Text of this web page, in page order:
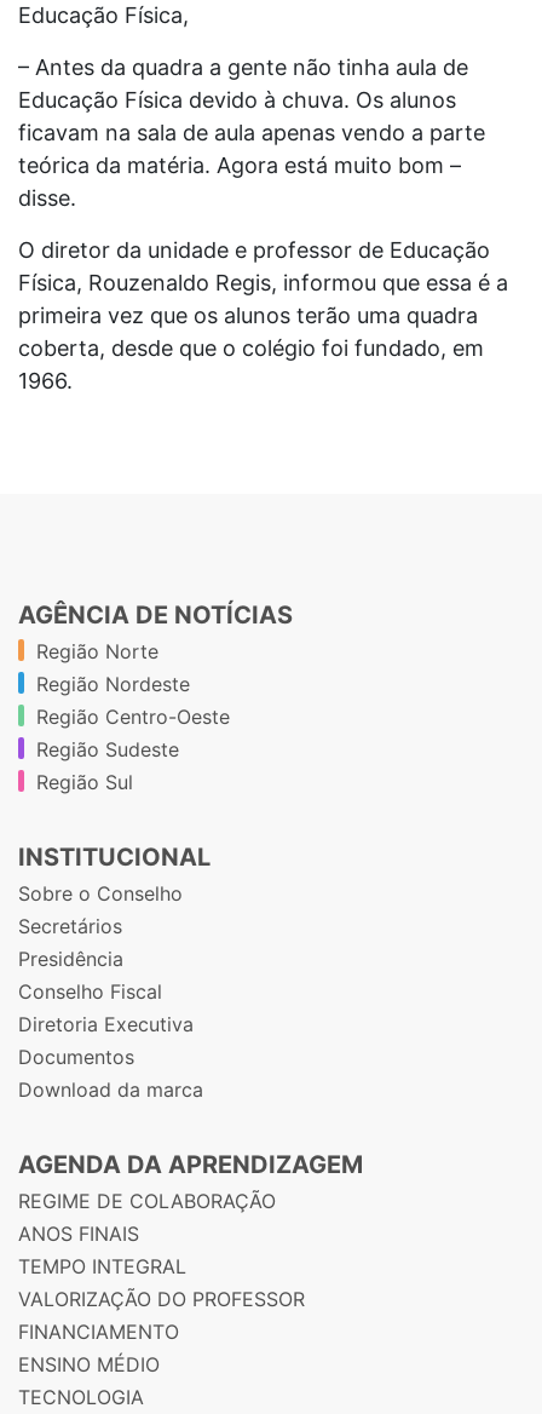
Educação Física,
– Antes da quadra a gente não tinha aula de
Educação Física devido à chuva. Os alunos
ficavam na sala de aula apenas vendo a parte
teórica da matéria. Agora está muito bom –
disse.
O diretor da unidade e professor de Educação
Física, Rouzenaldo Regis, informou que essa é a
primeira vez que os alunos terão uma quadra
coberta, desde que o colégio foi fundado, em
1966.
AGÊNCIA DE NOTÍCIAS
Região Norte
Região Nordeste
Região Centro-Oeste
Região Sudeste
Região Sul
INSTITUCIONAL
Sobre o Conselho
Secretários
Presidência
Conselho Fiscal
Diretoria Executiva
Documentos
Download da marca
AGENDA DA APRENDIZAGEM
REGIME DE COLABORAÇÃO
ANOS FINAIS
TEMPO INTEGRAL
VALORIZAÇÃO DO PROFESSOR
FINANCIAMENTO
ENSINO MÉDIO
TECNOLOGIA